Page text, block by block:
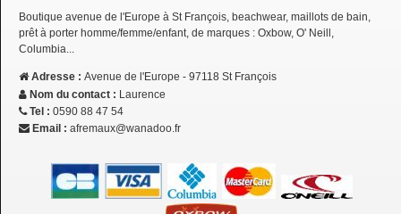
Boutique avenue de l'Europe à St François, beachwear, maillots de bain,
prêt à porter homme/femme/enfant, de marques : Oxbow, O' Neill,
Columbia...
Adresse : Avenue de l'Europe - 97118 St François
Nom du contact : Laurence
Tel : 0590 88 47 54
Email : afremaux@wanadoo.fr